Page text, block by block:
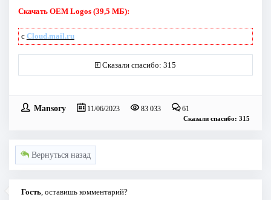
Скачать OEM Logos (39,5 МБ):
с Cloud.mail.ru
Сказали спасибо: 315
Mansory 11/06/2023 83 033 61
Сказали спасибо: 315
Вернуться назад
Гость , оставишь комментарий?